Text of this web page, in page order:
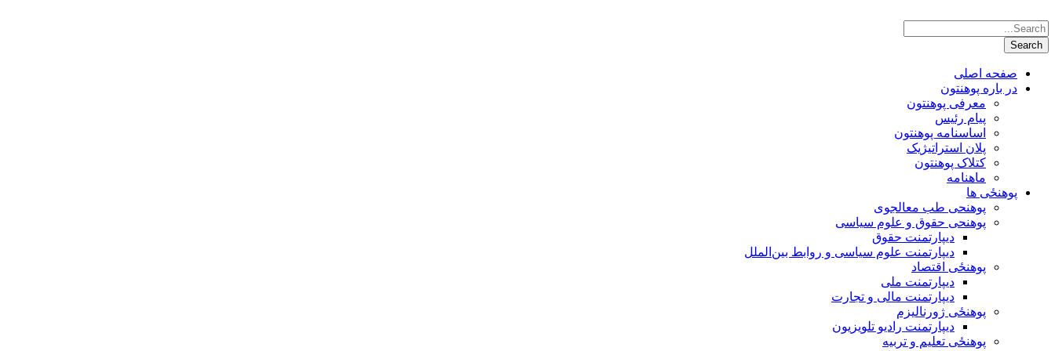
صفحه اصلی
در باره پوهنتون
معرفی پوهنتون
پیام رئیس
اساسنامه پوهنتون
پلان استراتیژیک
کتلاک پوهنتون
ماهنامه
پوهنځی ها
پوهنحی طب معالجوی
پوهنحی حقوق و علوم سیاسی
دیپارتمنت حقوق
دیپارتمنت علوم سیاسی و روابط بین‌الملل
پوهنځی اقتصاد
دیپارتمنت ملی
دیپارتمنت مالی و تجارت
پوهنځی ژورنالیزم
دیپارتمنت رادیو تلویزیون
پوهنځی تعلیم و تربیه